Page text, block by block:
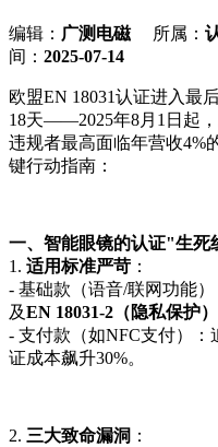
编辑： 广测电磁所属：
间： 2025-07-14
欧盟EN 18031认证进入最
18天——2025年8月1日起
违规者最高面临年营收4%
键行动指南：
一、智能眼镜的认证"生死
1. 适用标准严苛 ：
- 基础款（语音/联网功能）
及EN 18031-2（隐私保护）
- 支付款（如NFC支付）：
证成本飙升30%。
2. 三大致命漏洞 ：